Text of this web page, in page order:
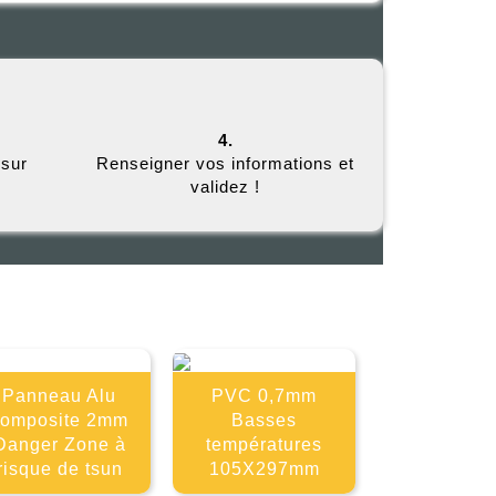
4.
Renseigner vos informations et
validez !
Panneau Alu
2mm
Zone à
de tsun
PVC 0,7mm
Basses
températures
105X297mm